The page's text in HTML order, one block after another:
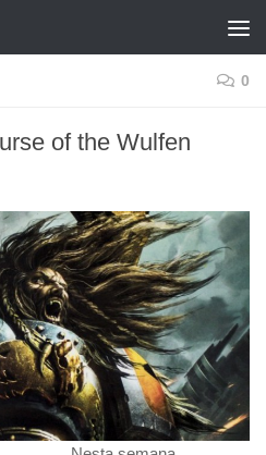
0
of the Wulfen